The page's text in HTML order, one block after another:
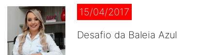
15/04/2017
Desafio da Baleia Azul